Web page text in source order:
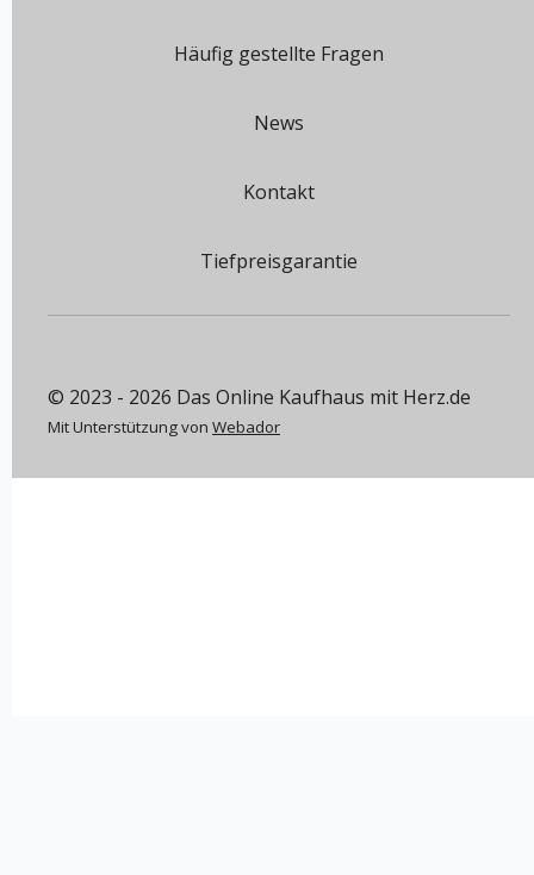
Häufig gestellte Fragen
News
Kontakt
Tiefpreisgarantie
© 2023 - 2026 Das Online Kaufhaus mit Herz.de
Mit Unterstützung von Webador